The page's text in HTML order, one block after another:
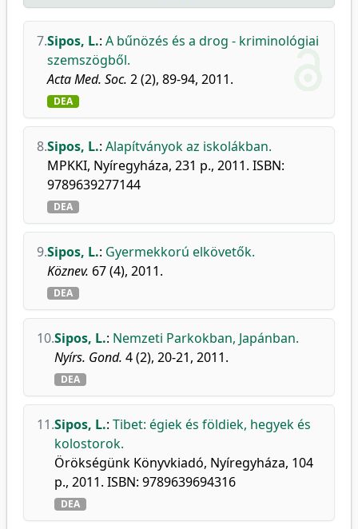
7.Sipos, L.: A bűnözés és a drog - kriminológiai
szemszögből.
Acta Med. Soc. 2 (2), 89-94, 2011.
DEA
8.Sipos, L.: Alapítványok az iskolákban.
MPKKI, Nyíregyháza, 231 p., 2011. ISBN:
9789639277144
DEA
9.Sipos, L.: Gyermekkorú elkövetők.
Köznev. 67 (4), 2011.
DEA
10.Sipos, L.: Nemzeti Parkokban, Japánban.
Nyírs. Gond. 4 (2), 20-21, 2011.
DEA
11.Sipos, L.: Tibet: égiek és földiek, hegyek és
kolostorok.
Örökségünk Könyvkiadó, Nyíregyháza, 104
p., 2011. ISBN: 9789639694316
DEA